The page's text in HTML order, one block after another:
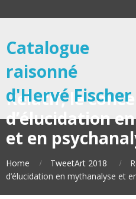
Catalogue
raisonné
d'Hervé Fischer
Relatif, le
d’élucidation
et en
Home TweetArt 2018
d’élucidation en mythanalyse et